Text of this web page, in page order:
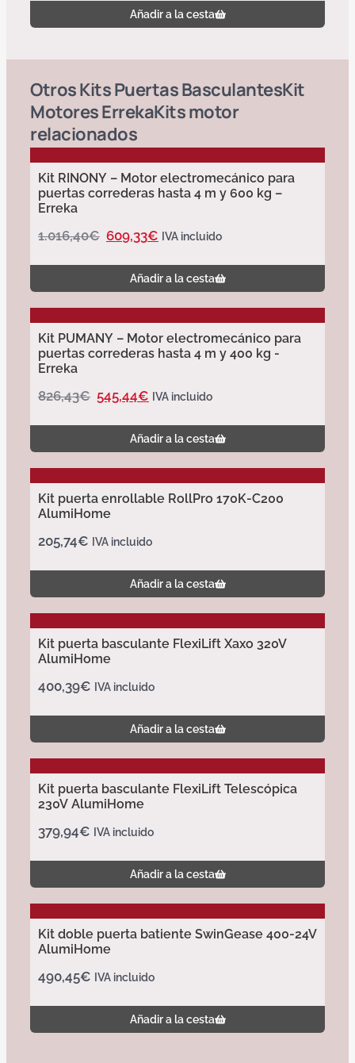
Añadir a la cesta
OtrosKits Puertas BasculantesKit
Motores ErrekaKits motor
relacionados
Kit RINONY – Motor electromecánico para
puertas correderas hasta 4 m y 600 kg –
Erreka
1.016,40€ 609,33€ IVA incluido
Añadir a la cesta
Kit PUMANY – Motor electromecánico para
puertas correderas hasta 4 m y 400 kg -
Erreka
826,43€ 545,44€ IVA incluido
Añadir a la cesta
Kit puerta enrollable RollPro 170K-C200
AlumiHome
205,74€ IVA incluido
Añadir a la cesta
Kit puerta basculante FlexiLift Xaxo 320V
AlumiHome
400,39€ IVA incluido
Añadir a la cesta
Kit puerta basculante FlexiLift Telescópica
230V AlumiHome
379,94€ IVA incluido
Añadir a la cesta
Kit doble puerta batiente SwinGease 400-24V
AlumiHome
490,45€ IVA incluido
Añadir a la cesta